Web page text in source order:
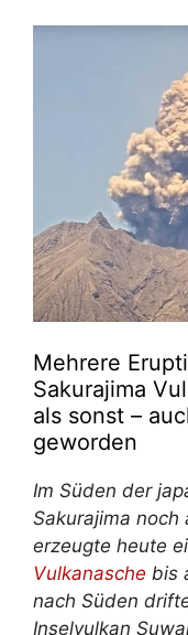
Mehrere
Sakurajima
als sonst –
geworden
Im Süden der
Sakurajima
erzeugte heute
Vulkanasche bis
nach Süden
Inselvulkan